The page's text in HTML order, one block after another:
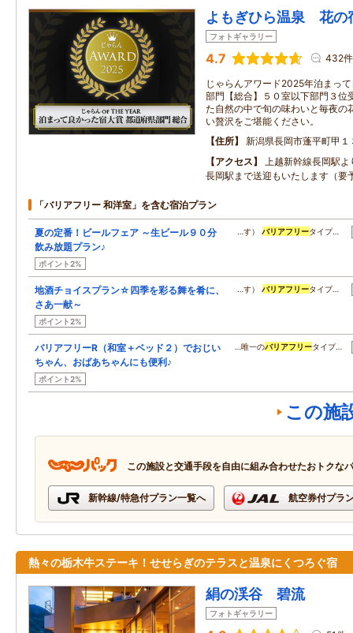
よもぎひら温泉 花
フォトギャラリー
4.7 432件
じゃらんアワード2025年泊まっ
部門【総合】５０室以下部門３位
た自然の中で旬の味わいと毎夜の
い贅沢をご堪能ください。
住所
新潟県長岡市蓬平町甲１
アクセス
上越新幹線長岡駅
長岡駅まで送迎もいたします（要
「バリアフリー 和洋室」を含む宿泊プラン
夏の定番！ビールフェア ～生ビール９０分
飲み放題プラン♪
ポイント2%
…す）バリアフリータイプ…
地酒チョイスプラン☆四季を彩る舞を肴に、
さあ一献～
ポイント2%
…す）バリアフリータイプ…
バリアフリーR（和室＋ベッド２）でおじい
ちゃん、おばあちゃんにも便利♪
ポイント2%
…唯一のバリアフリータイプ…
この施
この施設と交通手段を自由に組み合わせたおトクな
新幹線/特急付プラン一覧へ 航空券付プラ
熱々の栃木牛ステーキ！せせらぎのテラスと温泉にくつろぐ宿
絹の渓谷 碧流
フォトギャラリー